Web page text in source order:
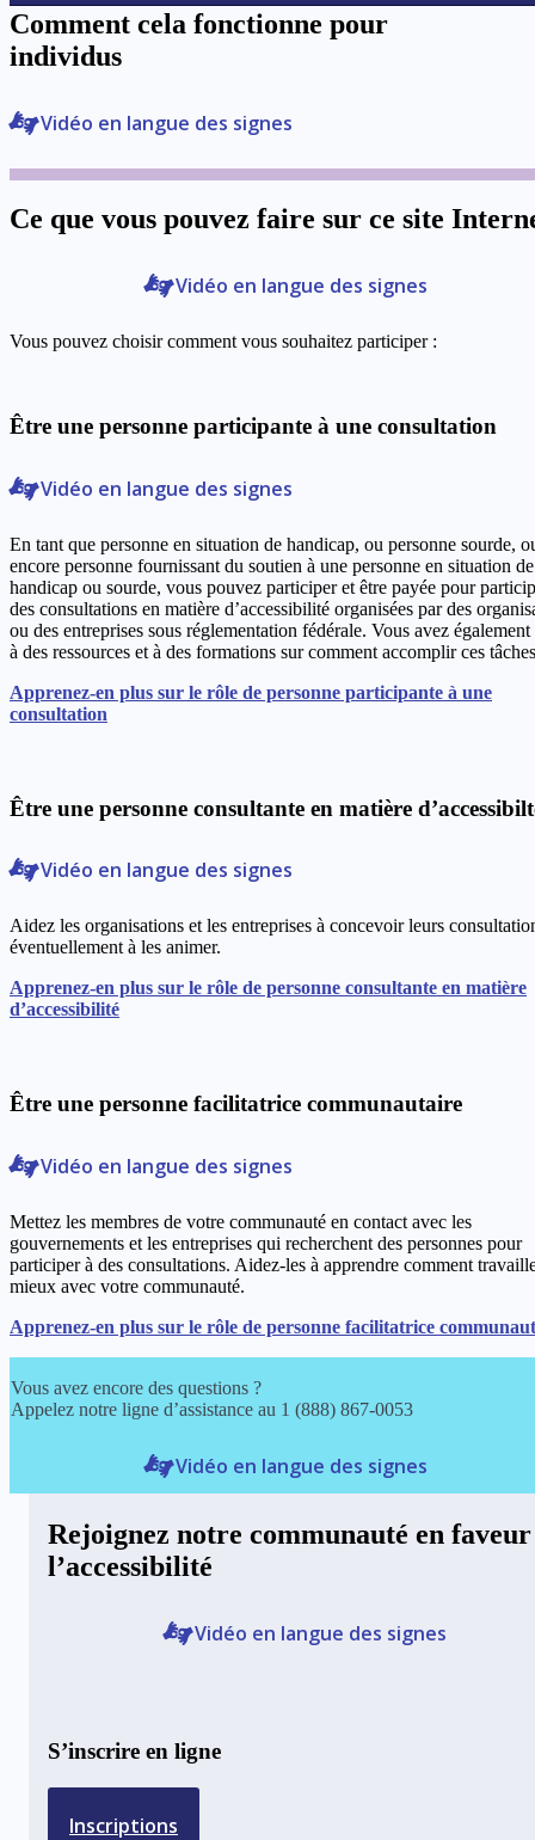
Comment cela fonctionne pour
individus
Vidéo en langue des signes
Ce que vous pouvez faire sur ce site
Vidéo en langue des signes
Vous pouvez choisir comment vous souhaitez participer :
Être une personne participante à une consultation
Vidéo en langue des signes
En tant que personne en situation de handicap, ou personne sourde,
encore personne fournissant du soutien à une personne en situation de
handicap ou sourde, vous pouvez participer et être payée pour
des consultations en matière d’accessibilité organisées par des
ou des entreprises sous réglementation fédérale. Vous avez également
à des ressources et à des formations sur comment accomplir ces
Apprenez-en plus sur le rôle de personne participante à une
consultation
Être une personne consultante en matière
Vidéo en langue des signes
Aidez les organisations et les entreprises à concevoir leurs
éventuellement à les animer.
Apprenez-en plus sur le rôle de personne consultante en matière
d’accessibilité
Être une personne facilitatrice communautaire
Vidéo en langue des signes
Mettez les membres de votre communauté en contact avec les
gouvernements et les entreprises qui recherchent des personnes pour
participer à des consultations. Aidez-les à apprendre comment
mieux avec votre communauté.
Apprenez-en plus sur le rôle de personne facilitatrice
Vous avez encore des questions ?
Appelez notre ligne d’assistance au 1 (888) 867-0053
Vidéo en langue des signes
Rejoignez notre communauté en
l’accessibilité
Vidéo en langue des signes
S’inscrire en ligne
Inscriptions